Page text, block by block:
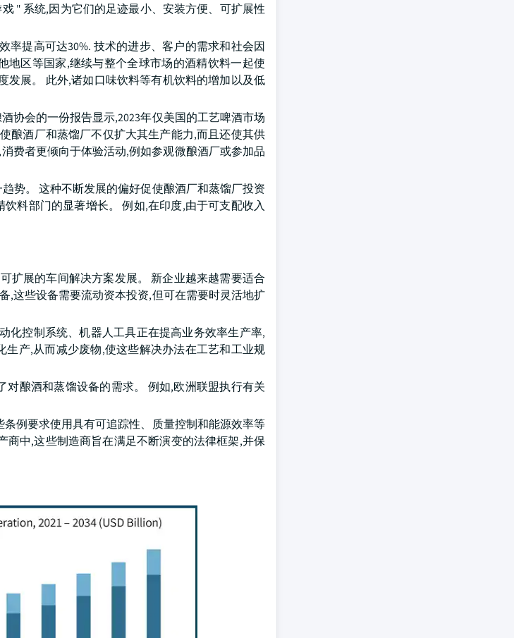
" 系统,因为它们的足迹最小、安装方便、可扩展性
率提高可达30%. 技术的进步、客户的需求和社会因
地区等国家,继续与整个全球市场的酒精饮料一起使
发展。 此外,诸如口味饮料等有机饮料的增加以及低
协会的一份报告显示,2023年仅美国的工艺啤酒市场
酿酒厂和蒸馏厂不仅扩大其生产能力,而且还使其供
费者更倾向于体验活动,例如参观微酿酒厂或参加品
势。 这种不断发展的偏好促使酿酒厂和蒸馏厂投资
料部门的显著增长。 例如,在印度,由于可支配收入
扩展的车间解决方案发展。 新企业越来越需要适合
,这些设备需要流动资本投资,但可在需要时灵活地扩
化控制系统、机器人工具正在提高业务效率生产率,
产,从而减少废物,使这些解决办法在工艺和工业规
酿酒和蒸馏设备的需求。 例如,欧洲联盟执行有关
例要求使用具有可追踪性、质量控制和能源效率等
中,这些制造商旨在满足不断演变的法律框架,并保